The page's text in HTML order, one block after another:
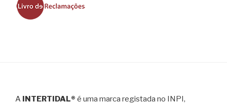
A INTERTIDAL® é uma marca registada no INPI,